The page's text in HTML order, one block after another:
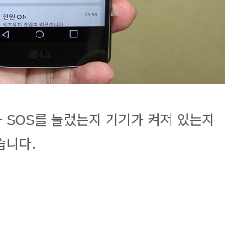
SOS를 눌렀는지 기기가 켜져 있는지
니다.